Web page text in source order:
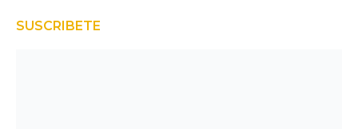
SUSCRIBETE